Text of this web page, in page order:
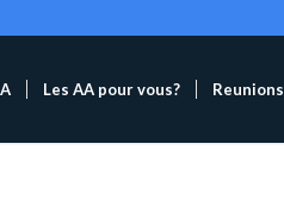
Les AA pour vous? Reunions